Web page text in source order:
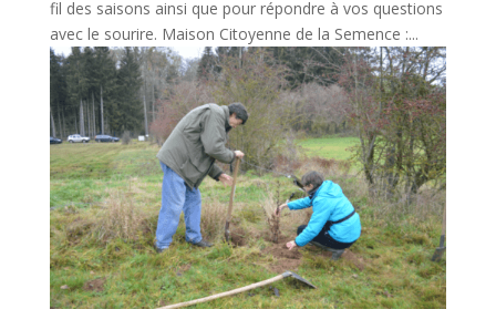
fil des saisons ainsi que pour répondre à vos questions
avec le sourire. Maison Citoyenne de la Semence :...